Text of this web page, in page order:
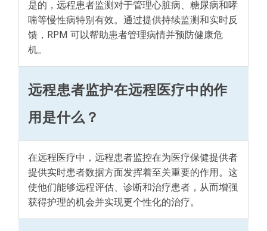
是的，远程患者监测对于管理心脏病、糖尿病和哮
喘等慢性病特别有效。通过提供持续监测和实时反
馈，RPM 可以帮助患者管理病情并预防健康危
机。
远程患者监护在远程医疗中的作
用是什么？
在远程医疗中，远程患者监控在为医疗保健提供者
提供实时患者数据方面发挥着至关重要的作用。这
使他们能够远程评估、诊断和治疗患者，从而增强
获得护理的机会并实现更个性化的治疗。